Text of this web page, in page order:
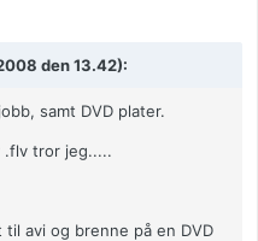
den 13.42):
samt DVD plater.
.flv tror jeg.....
avi og brenne på en DVD